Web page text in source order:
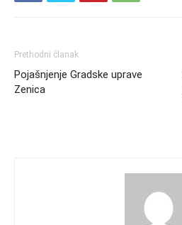
Prethodni članak
Pojašnjenje Gradske uprave
Zenica